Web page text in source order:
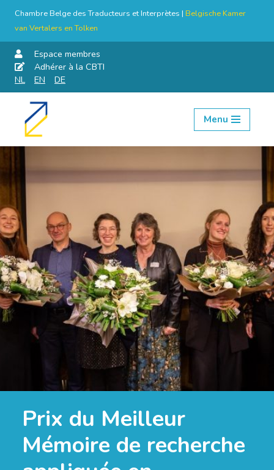
Chambre Belge des Traducteurs et Interprètes | Belgische Kamer
van Vertalers en Tolken
Espace membres
Adhérer à la CBTI
NL
EN DE
Aller
Menu
Prix du Meilleur
Mémoire de recherche